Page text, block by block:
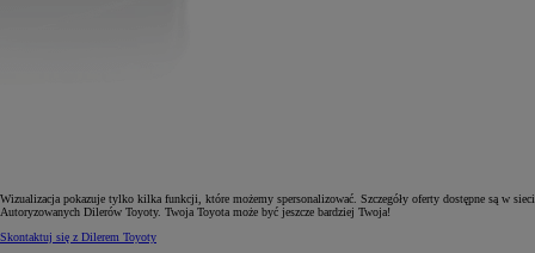
Wizualizacja pokazuje tylko kilka funkcji, które możemy spersonalizować. Szczegóły oferty dostępne są w sieci
Autoryzowanych Dilerów Toyoty. Twoja Toyota może być jeszcze bardziej Twoja!
Skontaktuj się z Dilerem Toyoty